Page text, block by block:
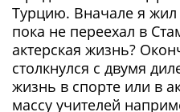
Турцию. Вначале я жил
пока не переехал в
актерская жизнь?
столкнулся с двумя
жизнь в спорте или в
массу учителей